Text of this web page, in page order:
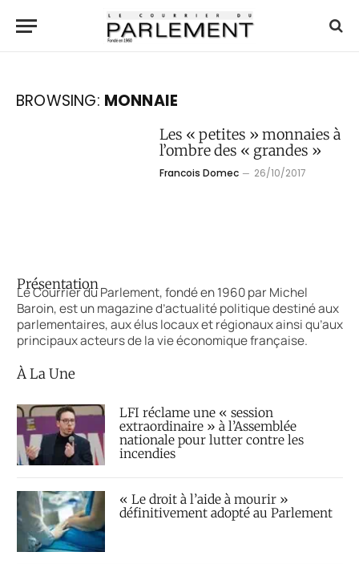
BROWSING: MONNAIE
Les « petites » monnaies à
l’ombre des « grandes »
Francois Domec 26/10/2017
Présentation
Le Courrier du Parlement, fondé en 1960 par Michel
Baroin, est un magazine d’actualité politique destiné aux
parlementaires, aux élus locaux et régionaux ainsi qu’aux
principaux acteurs de la vie économique française.
À La Une
LFI réclame une « session
extraordinaire » à l’Assemblée
nationale pour lutter contre les
incendies
« Le droit à l’aide à mourir »
définitivement adopté au Parlement